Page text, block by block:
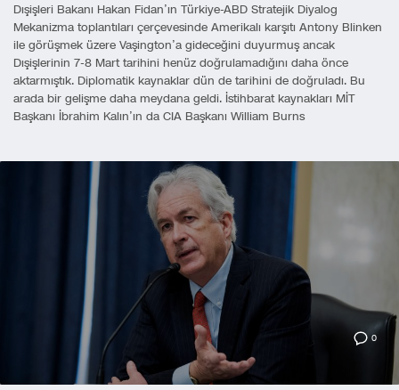
Dışişleri Bakanı Hakan Fidan’ın Türkiye-ABD Stratejik Diyalog
Mekanizma toplantıları çerçevesinde Amerikalı karşıtı Antony Blinken
ile görüşmek üzere Vaşington’a gideceğini duyurmuş ancak
Dışişlerinin 7-8 Mart tarihini henüz doğrulamadığını daha önce
aktarmıştık. Diplomatik kaynaklar dün de tarihini de doğruladı. Bu
arada bir gelişme daha meydana geldi. İstihbarat kaynakları MİT
Başkanı İbrahim Kalın’ın da CIA Başkanı William Burns
0